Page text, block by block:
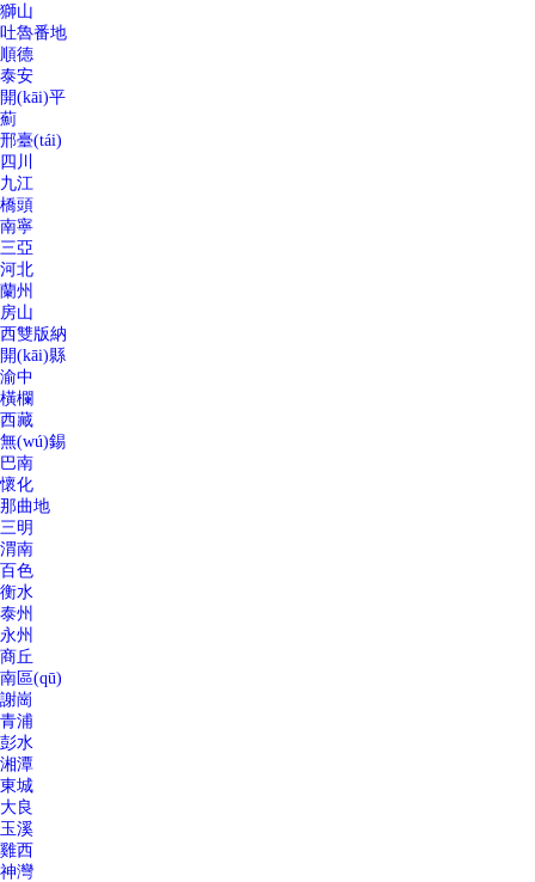
獅山
吐魯番地
順德
泰安
開(kāi)平
薊
邢臺(tái)
四川
九江
橋頭
南寧
三亞
河北
蘭州
房山
西雙版納
開(kāi)縣
渝中
橫欄
西藏
無(wú)錫
巴南
懷化
那曲地
三明
渭南
百色
衡水
泰州
永州
商丘
南區(qū)
謝崗
青浦
彭水
湘潭
東城
大良
玉溪
雞西
神灣